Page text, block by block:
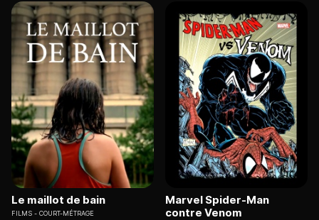
Le maillot de bain
FILMS COURT-MÉTRAGE
Marvel Spider-Man
contre Venom